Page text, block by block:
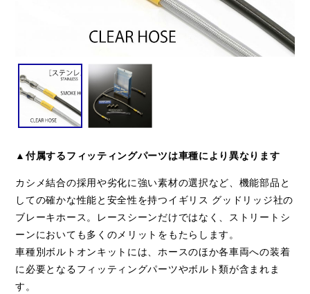
▲付属するフィッティングパーツは車種により異なります
カシメ結合の採用や劣化に強い素材の選択など、機能部品と
しての確かな性能と安全性を持つイギリス グッドリッジ社の
ブレーキホース。レースシーンだけではなく、ストリートシ
ーンにおいても多くのメリットをもたらします。
車種別ボルトオンキットには、ホースのほか各車両への装着
に必要となるフィッティングパーツやボルト類が含まれま
す。